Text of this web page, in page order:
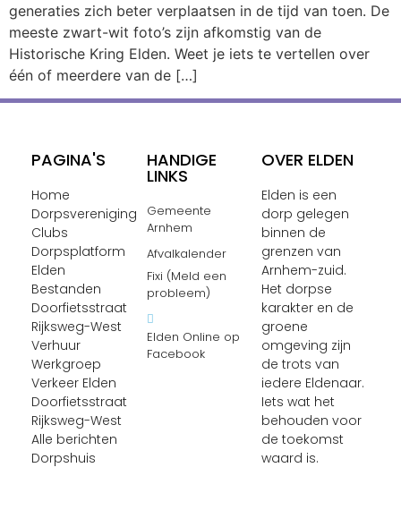
generaties zich beter verplaatsen in de tijd van toen. De
meeste zwart-wit foto’s zijn afkomstig van de
Historische Kring Elden. Weet je iets te vertellen over
één of meerdere van de […]
PAGINA'S
Home
Dorpsvereniging
Clubs
Dorpsplatform
Elden
Bestanden
Doorfietsstraat
Rijksweg-West
Verhuur
Werkgroep
Verkeer Elden
Doorfietsstraat
Rijksweg-West
Alle berichten
Dorpshuis
HANDIGE
LINKS
Gemeente
Arnhem
Afvalkalender
Fixi (Meld een
probleem)
Elden Online op
Facebook
OVER ELDEN
Elden is een
dorp gelegen
binnen de
grenzen van
Arnhem-zuid.
Het dorpse
karakter en de
groene
omgeving zijn
de trots van
iedere Eldenaar.
Iets wat het
behouden voor
de toekomst
waard is.